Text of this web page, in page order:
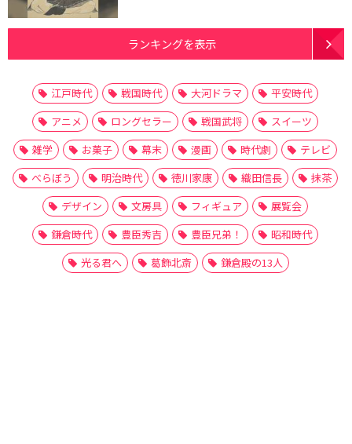
ランキングを表示
江戸時代 戦国時代 大河ドラマ
平安時代
アニメ
ロングセラー 戦国武将
スイーツ
雑学
お菓子 幕末 漫画 時代劇
テレビ
べらぼう
明治時代 徳川家康 織田信長
抹茶
デザイン
文房具 フィギュア
展覧会
鎌倉時代
豊臣秀吉 豊臣兄弟！
昭和時代
光る君へ
葛飾北斎 鎌倉殿の13人